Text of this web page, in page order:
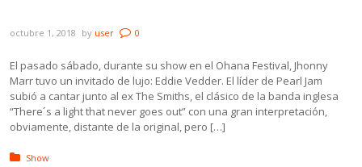
octubre 1, 2018 by user 0
El pasado sábado, durante su show en el Ohana Festival, Jhonny
Marr tuvo un invitado de lujo: Eddie Vedder. El líder de Pearl Jam
subió a cantar junto al ex The Smiths, el clásico de la banda inglesa
“There´s a light that never goes out” con una gran interpretación,
obviamente, distante de la original, pero […]
Posted in:
Show